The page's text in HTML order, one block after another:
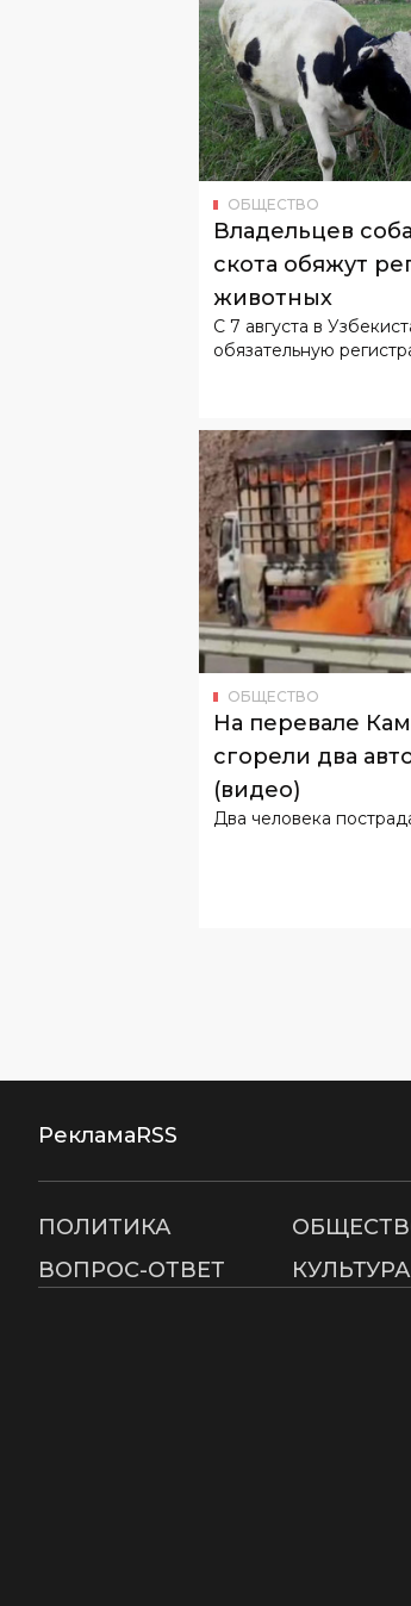
ОБЩЕСТВО
Владельцев
скота обяжут
животных
С 7 августа в
обязательную
ОБЩЕСТВО
На перевале
сгорели два
(видео)
Два человека
РекламаRSS
ПОЛИТИКА
ВОПРОС-ОТВЕТ
КУЛЬТУРА